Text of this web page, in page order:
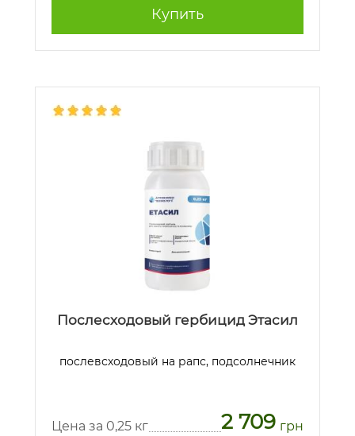
Купить
Послесходовый гербицид Этасил
послевсходовый на рапс, подсолнечник
Цена за 0,25 кг 2 709 грн